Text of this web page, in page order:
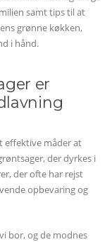
samt tips til at
grønne køkken,
i hånd.
er
effektive måder at
der dyrkes i
der ofte har rejst
opbevaring og
bor, og de modnes